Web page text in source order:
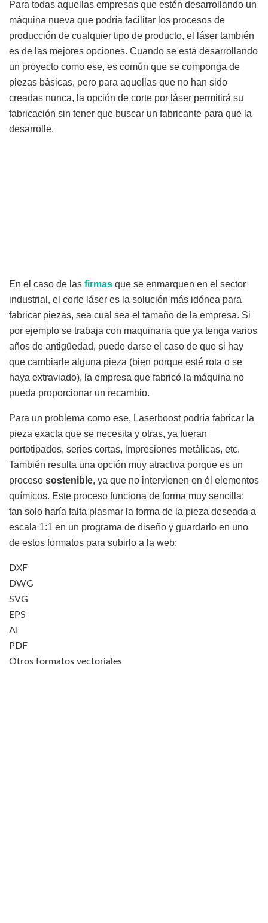
Para todas aquellas empresas que estén desarrollando un
máquina nueva que podría facilitar los procesos de
producción de cualquier tipo de producto, el láser también
es de las mejores opciones. Cuando se está desarrollando
un proyecto como ese, es común que se componga de
piezas básicas, pero para aquellas que no han sido
creadas nunca, la opción de corte por láser permitirá su
fabricación sin tener que buscar un fabricante para que la
desarrolle.
En el caso de las firmas que se enmarquen en el sector
industrial, el corte láser es la solución más idónea para
fabricar piezas, sea cual sea el tamaño de la empresa. Si
por ejemplo se trabaja con maquinaria que ya tenga varios
años de antigüedad, puede darse el caso de que si hay
que cambiarle alguna pieza (bien porque esté rota o se
haya extraviado), la empresa que fabricó la máquina no
pueda proporcionar un recambio.
Para un problema como ese, Laserboost podría fabricar la
pieza exacta que se necesita y otras, ya fueran
portotipados, series cortas, impresiones metálicas, etc.
También resulta una opción muy atractiva porque es un
proceso sostenible, ya que no intervienen en él elementos
químicos. Este proceso funciona de forma muy sencilla:
tan solo haría falta plasmar la forma de la pieza deseada a
escala 1:1 en un programa de diseño y guardarlo en uno
de estos formatos para subirlo a la web:
DXF
DWG
SVG
EPS
AI
PDF
Otros formatos vectoriales